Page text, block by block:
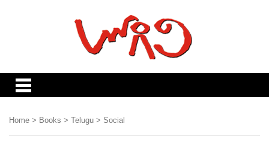
Home > Books > Telugu > Social